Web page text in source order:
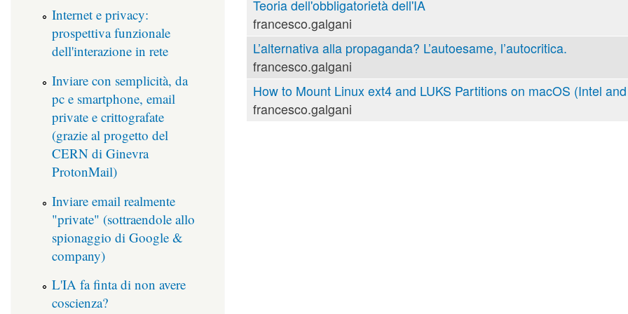
Teoria dell'obbligatorietà dell'IA
francesco.galgani
L’alternativa alla propaganda? L’autoesame, l’autocritica.
francesco.galgani
How to Mount Linux ext4 and LUKS Partitions on macOS (Intel
francesco.galgani
Internet e privacy:
prospettiva funzionale
dell'interazione in rete
Inviare con semplicità, da
pc e smartphone, email
private e crittografate
(grazie al progetto del
CERN di Ginevra
ProtonMail)
Inviare email realmente
"private" (sottraendole allo
spionaggio di Google &
company)
L'IA fa finta di non avere
coscienza?